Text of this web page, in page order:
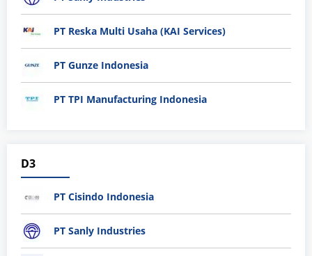
PT Reska Multi Usaha (KAI Services)
PT Gunze Indonesia
PT TPI Manufacturing Indonesia
D3
PT Cisindo Indonesia
PT Sanly Industries